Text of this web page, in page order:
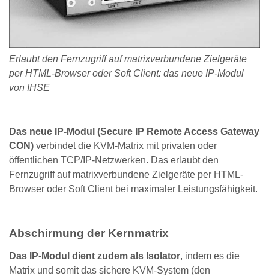
Erlaubt den Fernzugriff auf matrixverbundene Zielgeräte
per HTML-Browser oder Soft Client: das neue IP-Modul
von IHSE
Das neue IP-Modul (Secure IP Remote Access Gateway
CON) verbindet die KVM-Matrix mit privaten oder
öffentlichen TCP/IP-Netzwerken. Das erlaubt den
Fernzugriff auf matrixverbundene Zielgeräte per HTML-
Browser oder Soft Client bei maximaler Leistungsfähigkeit.
Abschirmung der Kernmatrix
Das IP-Modul dient zudem als Isolator, indem es die
Matrix und somit das sichere KVM-System (den